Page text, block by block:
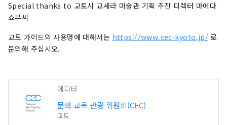
Special thanks to 교토시 교세라 미술관 기획 추진 디렉터 마에다
쇼부씨
교토 가이드의 사용명에 대해서는 https://www.cec-kyoto.jp/ 로
문의해 주십시오.
에디터
문화 교육 관광 위원회(CEC)
교토